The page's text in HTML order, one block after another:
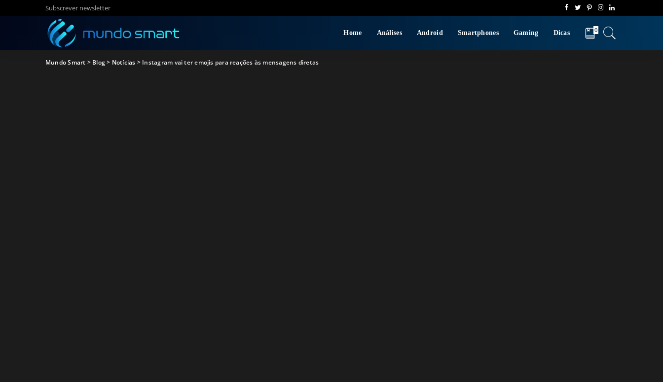
Subscrever newsletter
Home Análises Android Smartphones Gaming Dicas 0
Mundo Smart > Blog> Notícias > Instagram vai ter emojis para reações às mensagens diretas